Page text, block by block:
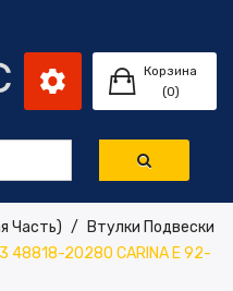
Корзина
(0)
Часть)
Втулки Подвески
48818-20280 CARINA E 92-